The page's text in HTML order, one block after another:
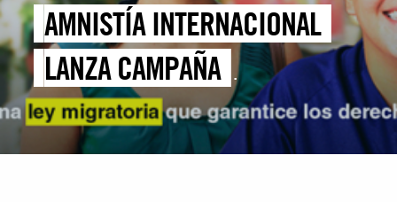
AMNISTÍA INTERNACIONAL
LANZA CAMPAÑA
#CHILESINBARRERAS